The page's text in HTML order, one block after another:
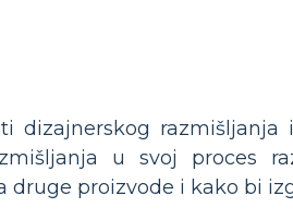
dizajnerskog
u svoj proces
druge proizvode i kako bi